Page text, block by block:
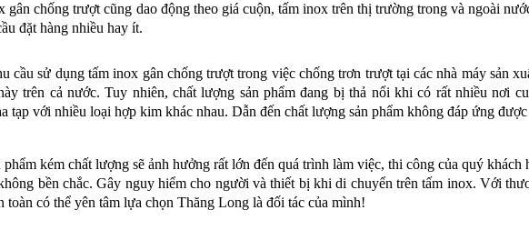
gân chống trượt cũng dao động theo giá cuộn, tấm inox trên thị trường trong và ngoài
đặt hàng nhiều hay ít.
cầu sử dụng tấm inox gân chống trượt trong việc chống trơn trượt tại các nhà máy sản
trên cả nước. Tuy nhiên, chất lượng sản phẩm đang bị thả nổi khi có rất nhiều nơi
tạp với nhiều loại hợp kim khác nhau. Dẫn đến chất lượng sản phẩm không đáp ứng
kém chất lượng sẽ ảnh hưởng rất lớn đến quá trình làm việc, thi công của quý khách
bền chắc. Gây nguy hiểm cho người và thiết bị khi di chuyển trên tấm inox. Với
toàn có thể yên tâm lựa chọn Thăng Long là đối tác của mình!